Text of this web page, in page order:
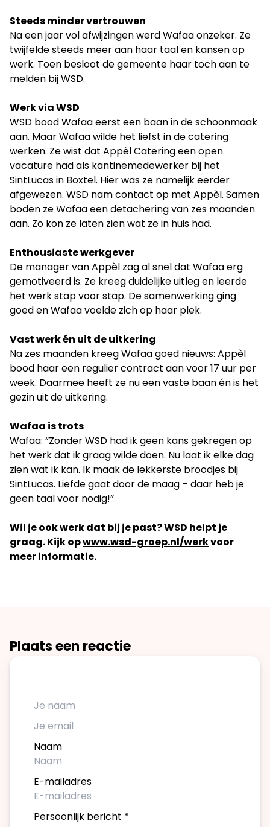
Steeds minder vertrouwen
Na een jaar vol afwijzingen werd Wafaa onzeker. Ze
twijfelde steeds meer aan haar taal en kansen op
werk. Toen besloot de gemeente haar toch aan te
melden bij WSD.
Werk via WSD
WSD bood Wafaa eerst een baan in de schoonmaak
aan. Maar Wafaa wilde het liefst in de catering
werken. Ze wist dat Appèl Catering een open
vacature had als kantinemedewerker bij het
SintLucas in Boxtel. Hier was ze namelijk eerder
afgewezen. WSD nam contact op met Appèl. Samen
boden ze Wafaa een detachering van zes maanden
aan. Zo kon ze laten zien wat ze in huis had.
Enthousiaste werkgever
De manager van Appèl zag al snel dat Wafaa erg
gemotiveerd is. Ze kreeg duidelijke uitleg en leerde
het werk stap voor stap. De samenwerking ging
goed en Wafaa voelde zich op haar plek.
Vast werk én uit de uitkering
Na zes maanden kreeg Wafaa goed nieuws: Appèl
bood haar een regulier contract aan voor 17 uur per
week. Daarmee heeft ze nu een vaste baan én is het
gezin uit de uitkering.
Wafaa is trots
Wafaa: “Zonder WSD had ik geen kans gekregen op
het werk dat ik graag wilde doen. Nu laat ik elke dag
zien wat ik kan. Ik maak de lekkerste broodjes bij
SintLucas. Liefde gaat door de maag – daar heb je
geen taal voor nodig!”
Wil je ook werk dat bij je past? WSD helpt je
graag. Kijk opwww.wsd-groep.nl/werkvoor
meer informatie.
Plaats een reactie
Naam
E-mailadres
Persoonlijk bericht *